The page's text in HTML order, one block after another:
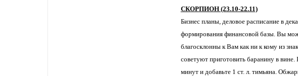
СКОРПИОН (23.10-22.11)
Бизнес планы, деловое расписание в
формирования финансовой базы. Вы
благосклонны к Вам как ни к кому из
советуют приготовить баранину в вине.
минут и добавьте 1 ст. л. тимьяна.